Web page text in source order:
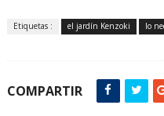
Etiquetas : el jardín Kenzoki lo
COMPARTIR